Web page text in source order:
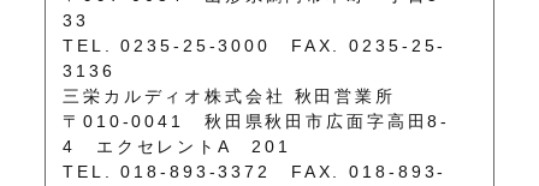
33
TEL. 0235-25-3000 FAX. 0235-25-
3136
三栄カルディオ株式会社 秋田営業所
〒010-0041 秋田県秋田市広面字高田8-
4 エクセレントA 201
TEL. 018-893-3372 FAX. 018-893-